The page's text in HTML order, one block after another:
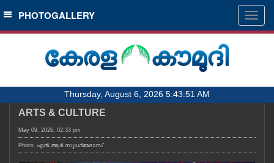
SECTIONS
HOME
NOTIFIED NEWS
KERALA
PHOTOGALLERY
Thursday, August 6, 2026 5:43:51 AM
ARTS & CULTURE
May 09, 2026, 02:33 pm
Photo: എൻ.ആർ.സുധർമ്മദാസ്